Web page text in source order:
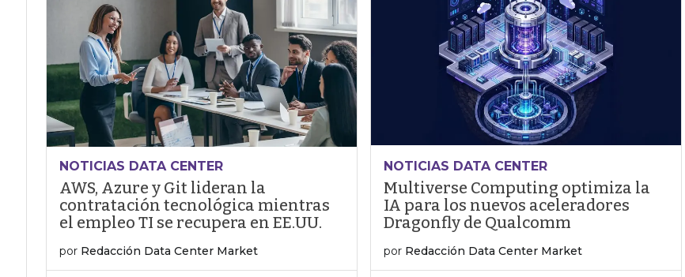
NOTICIAS DATA CENTER
AWS, Azure y Git lideran la
contratación tecnológica mientras
el empleo TI se recupera en EE.UU.
por Redacción Data Center Market
NOTICIAS DATA CENTER
Multiverse Computing optimiza la
IA para los nuevos aceleradores
Dragonfly de Qualcomm
por Redacción Data Center Market